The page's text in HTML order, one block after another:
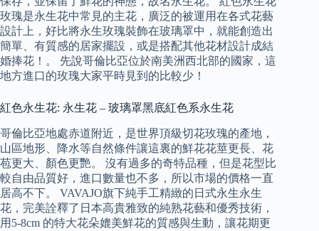
玫瑰是永生花中常見的主花，廣泛的被運用在各式花藝
設計上，好比將永生玫瑰裝飾在玻璃罩中，就能創造出
簡單、有質感的居家擺設，或是搭配其他花材設計成結
婚捧花！。 先說哥倫比亞位於南美洲西北部的國家，這
地方進口的玫瑰大家平時見到的比較少！
紅色永生花: 永生花 – 玻璃罩黑底紅色系永生花
哥倫比亞地處赤道附近，是世界頂級切花玫瑰的產地，
山區地形、降水等自然條件讓這裏的鮮花花莖更長、花
苞更大、顏色更艷。 沒有過多的奇特品種，但是花型比
較自由品質好，進口數量也不多，所以市場的價格一直
居高不下。 VAVAJO旗下純手工精緻的日式永生永生
花，完美詮釋了日本高貴雅致的純熟花藝和優秀技術，
用5-8cm 的特大花朵媲美鮮花的質感與生動，讓花期更